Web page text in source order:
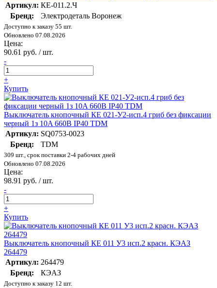
Артикул: КЕ-011.2.Ч
Бренд:
Электродеталь Воронеж
Доступно к заказу 55 шт.
Обновлено 07.08.2026
Цена:
90.61 руб. / шт.
-
+
Купить
Выключатель кнопочный КЕ 021-У2-исп.4 гриб без фиксации
черный 1з 10A 660B IP40 TDM
Артикул: SQ0753-0023
Бренд:
TDM
309 шт., срок поставки 2-4 рабочих дней
Обновлено 07.08.2026
Цена:
98.91 руб. / шт.
-
+
Купить
Выключатель кнопочный КЕ 011 У3 исп.2 красн. КЭАЗ
264479
Артикул: 264479
Бренд:
КЭАЗ
Доступно к заказу 12 шт.